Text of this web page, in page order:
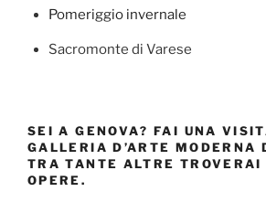
Pomeriggio invernale
Sacromonte di Varese
SEI A GENOVA? FAI UNA
GALLERIA D’ARTE MODERNA
TRA TANTE ALTRE TROVERAI
OPERE.